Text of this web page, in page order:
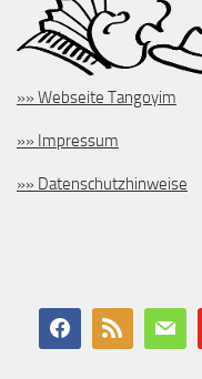
»» Webseite Tangoyim
»» Impressum
»» Datenschutzhinweise